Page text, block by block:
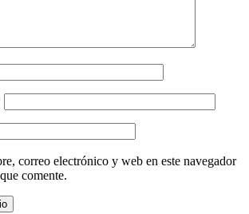
correo electrónico y web en este navegador
comente.